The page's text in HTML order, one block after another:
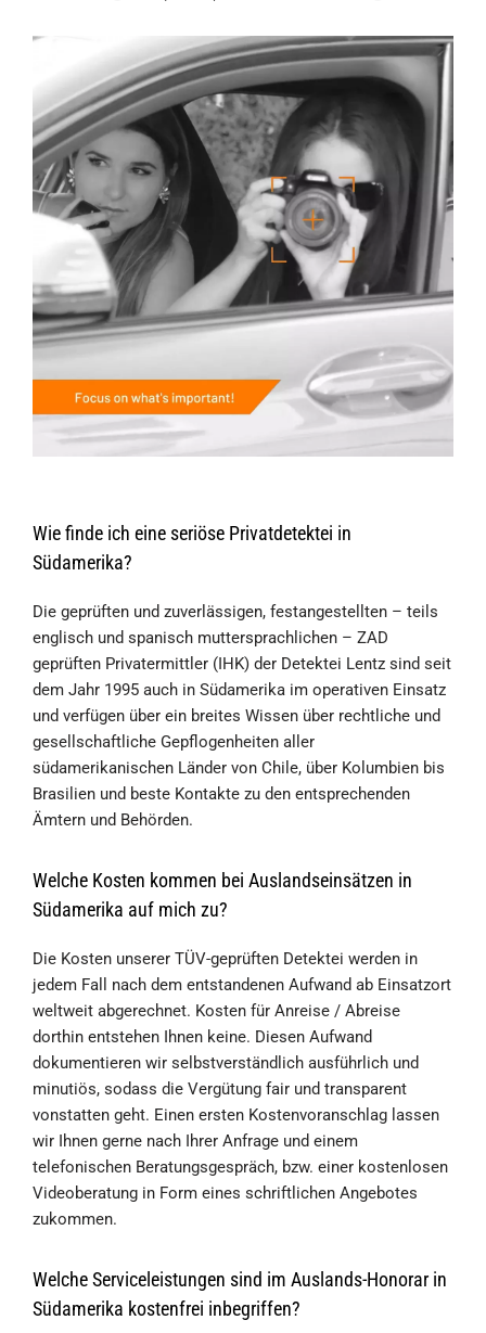
Wie finde ich eine seriöse Privatdetektei in
Südamerika?
Die geprüften und zuverlässigen, festangestellten – teils
englisch und spanisch muttersprachlichen – ZAD
geprüften Privatermittler (IHK) der Detektei Lentz sind seit
dem Jahr 1995 auch in Südamerika im operativen Einsatz
und verfügen über ein breites Wissen über rechtliche und
gesellschaftliche Gepflogenheiten aller
südamerikanischen Länder von Chile, über Kolumbien bis
Brasilien und beste Kontakte zu den entsprechenden
Ämtern und Behörden.
Welche Kosten kommen bei Auslandseinsätzen in
Südamerika auf mich zu?
Die Kosten unserer TÜV-geprüften Detektei werden in
jedem Fall nach dem entstandenen Aufwand ab Einsatzort
weltweit abgerechnet. Kosten für Anreise / Abreise
dorthin entstehen Ihnen keine. Diesen Aufwand
dokumentieren wir selbstverständlich ausführlich und
minutiös, sodass die Vergütung fair und transparent
vonstatten geht. Einen ersten Kostenvoranschlag lassen
wir Ihnen gerne nach Ihrer Anfrage und einem
telefonischen Beratungsgespräch, bzw. einer kostenlosen
Videoberatung in Form eines schriftlichen Angebotes
zukommen.
Welche Serviceleistungen sind im Auslands-Honorar in
Südamerika kostenfrei inbegriffen?